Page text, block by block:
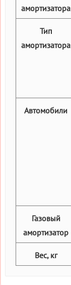
амортизатора
Тип
амортизатора
Автомобили
Газовый
амортизатор
Вес, кг